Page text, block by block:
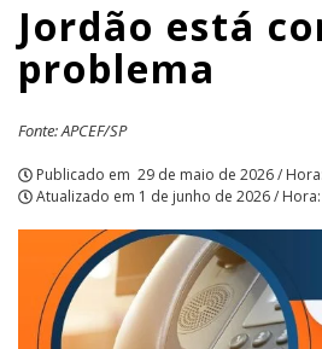
problema
|
APCEF/SP
Jordão está
problema
Fonte: APCEF/SP
Publicado em 29 de maio de 2026 /
Atualizado em 1 de junho de 2026 /